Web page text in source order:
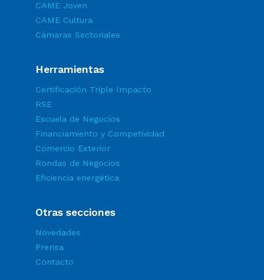
CAME Joven
CAME Cultura
Cámaras Sectoriales
Herramientas
Certificación Triple Impacto
RSE
Escuela de Negocios
Financiamiento y Competividad
Comercio Exterior
Rondas de Negocios
Eficiencia energética
Otras secciones
Novedades
Prensa
Contacto